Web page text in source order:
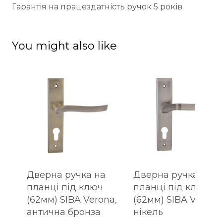
Гарантія на працездатність ручок 5 років.
You might also like
Дверна ручка на
планці під ключ
(62мм) SIBA Verona,
антична бронза
Дверна ручка на
планці під ключ
(62мм) SIBA
нікель